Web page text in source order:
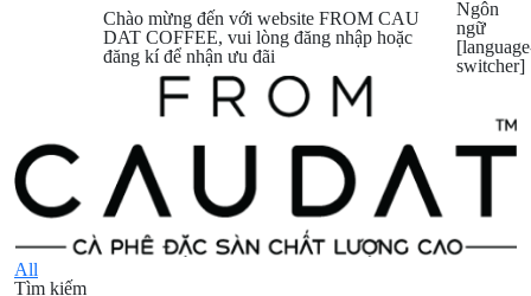
Chào mừng đến với website FROM CAU
DAT COFFEE, vui lòng đăng nhập hoặc
đăng kí để nhận ưu đãi
Ngôn
ngữ
switcher]
All
Tìm kiếm